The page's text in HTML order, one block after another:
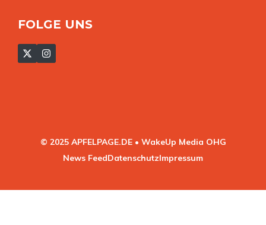
FOLGE UNS
© 2025 APFELPAGE.DE • WakeUp Media OHG
News FeedDatenschutzImpressum